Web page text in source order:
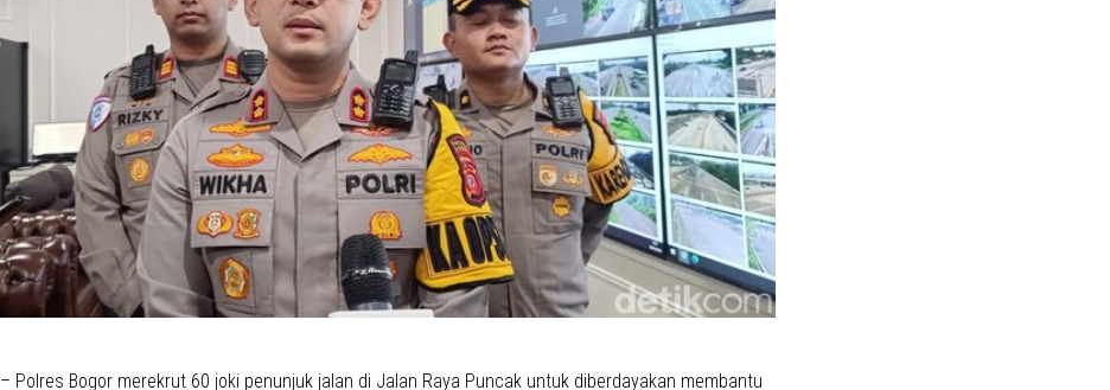
– Polres Bogor merekrut 60 joki penunjuk jalan di Jalan Raya Puncak untuk diberdayakan membantu